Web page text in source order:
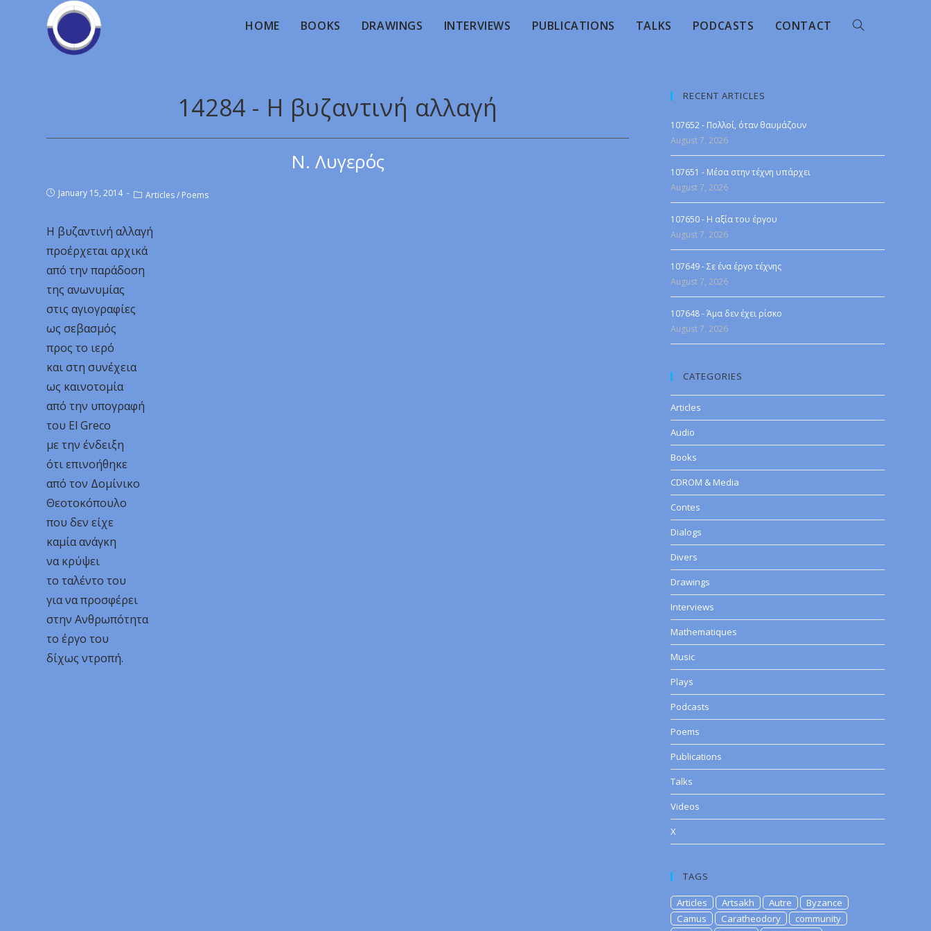
HOME BOOKS DRAWINGS INTERVIEWS PUBLICATIONS TALKS PODCASTS CONTACT
14284 - Η βυζαντινή αλλαγή
Ν. Λυγερός
January 15, 2014 Articles/ Poems
Η βυζαντινή αλλαγή
προέρχεται αρχικά
από την παράδοση
της ανωνυμίας
στις αγιογραφίες
ως σεβασμός
προς το ιερό
και στη συνέχεια
ως καινοτομία
από την υπογραφή
του El Greco
με την ένδειξη
ότι επινοήθηκε
από τον Δομίνικο
Θεοτοκόπουλο
που δεν είχε
καμία ανάγκη
να κρύψει
το ταλέντο του
για να προσφέρει
στην Ανθρωπότητα
το έργο του
δίχως ντροπή.
RECENT ARTICLES
107652 - Πολλοί, όταν θαυμάζουν
August 7, 2026
107651 - Μέσα στην τέχνη υπάρχει
August 7, 2026
107650 - Η αξία του έργου
August 7, 2026
107649 - Σε ένα έργο τέχνης
August 7, 2026
107648 - Άμα δεν έχει ρίσκο
August 7, 2026
CATEGORIES
Articles
Audio
Books
CDROM & Media
Contes
Dialogs
Divers
Drawings
Interviews
Mathematiques
Music
Plays
Podcasts
Poems
Publications
Talks
Videos
X
TAGS
Articles Artsakh Autre
Byzance
Camus
Caratheodory
community